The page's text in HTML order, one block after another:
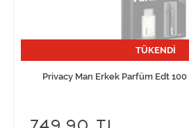
TÜKENDİ
Privacy Man Erkek Parfüm Edt